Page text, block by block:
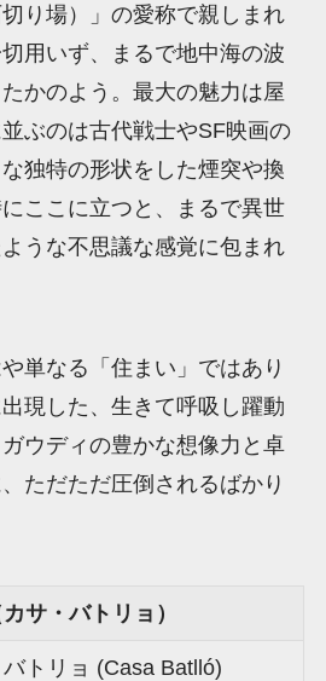
切り場）」の愛称で親しまれ
用いず、まるで地中海の波
かのよう。最大の魅力は屋
並ぶのは古代戦士やSF映画の
独特の形状をした煙突や換
ここに立つと、まるで異世
うな不思議な感覚に包まれ
単なる「住まい」ではあり
現した、生きて呼吸し躍動
ウディの豊かな想像力と卓
ただただ圧倒されるばかり
サ・バトリョ）
トリョ (Casa Batlló)